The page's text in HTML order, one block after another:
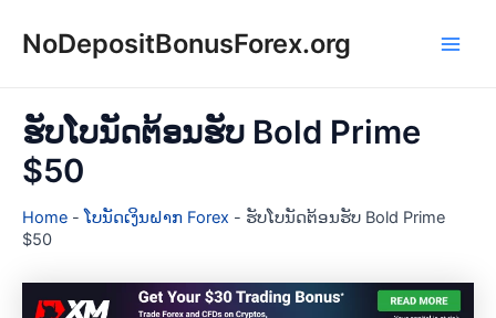
NoDepositBonusForex.org
ຮັບໂບນັດຕ້ອນຮັບ Bold Prime
$50
Home -ໂບນັດເງິນຝາກ Forex - ຮັບໂບນັດຕ້ອນຮັບ Bold Prime
$50